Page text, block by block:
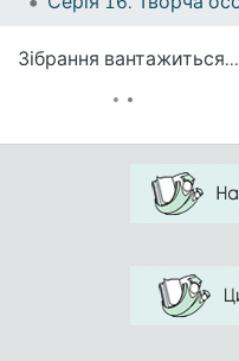
Зібрання вантажиться...